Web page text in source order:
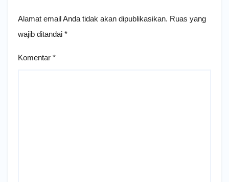
Alamat email Anda tidak akan dipublikasikan. Ruas yang
wajib ditandai *
Komentar *